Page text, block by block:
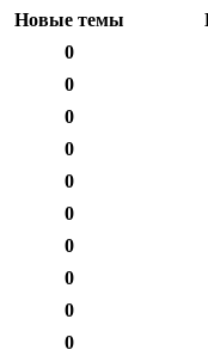
Новые темы
0
0
0
0
0
0
0
0
0
0